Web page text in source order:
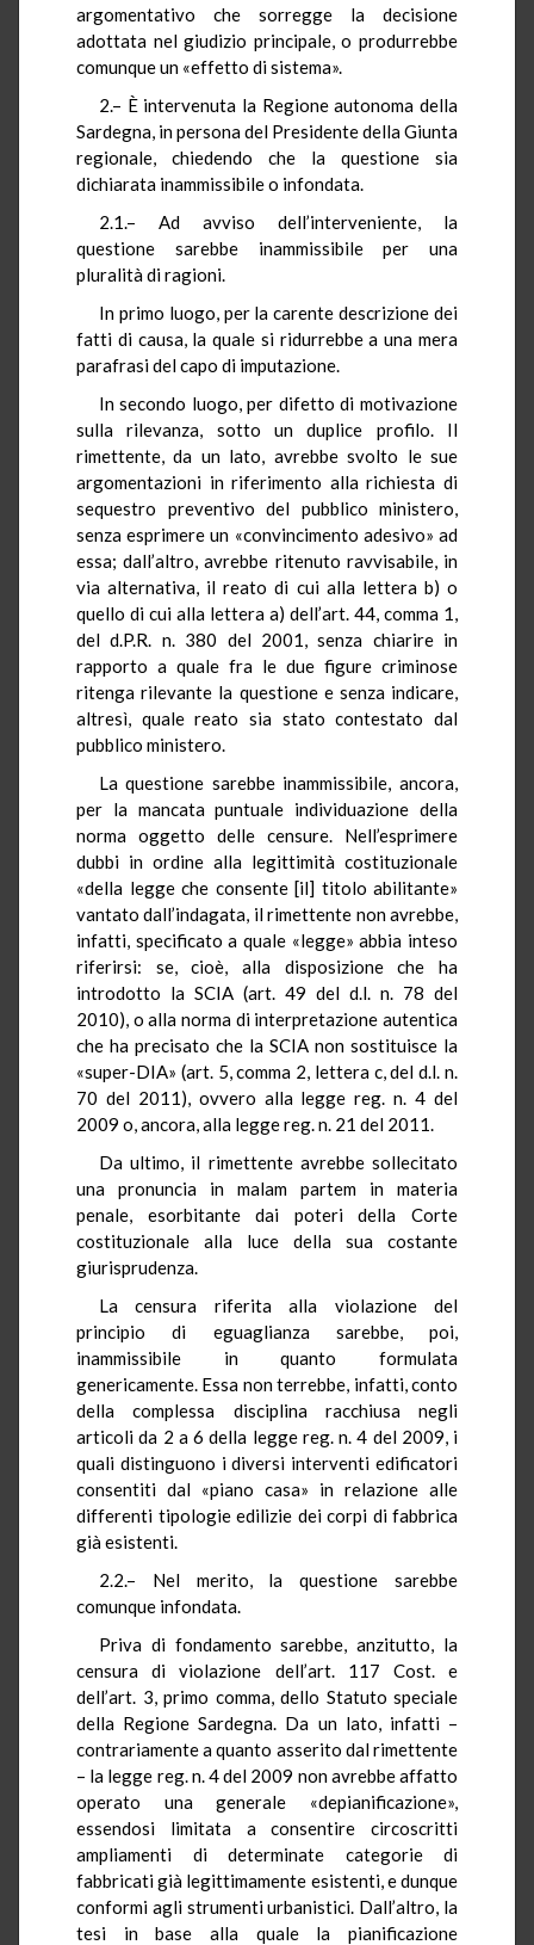
argomentativo che sorregge la decisione
adottata nel giudizio principale, o produrrebbe
comunque un «effetto di sistema».
2.– È intervenuta la Regione autonoma della
Sardegna, in persona del Presidente della Giunta
regionale, chiedendo che la questione sia
dichiarata inammissibile o infondata.
2.1.– Ad avviso dell’interveniente, la
questione sarebbe inammissibile per una
pluralità di ragioni.
In primo luogo, per la carente descrizione dei
fatti di causa, la quale si ridurrebbe a una mera
parafrasi del capo di imputazione.
In secondo luogo, per difetto di motivazione
sulla rilevanza, sotto un duplice profilo. Il
rimettente, da un lato, avrebbe svolto le sue
argomentazioni in riferimento alla richiesta di
sequestro preventivo del pubblico ministero,
senza esprimere un «convincimento adesivo» ad
essa; dall’altro, avrebbe ritenuto ravvisabile, in
via alternativa, il reato di cui alla lettera b) o
quello di cui alla lettera a) dell’art. 44, comma 1,
del d.P.R. n. 380 del 2001, senza chiarire in
rapporto a quale fra le due figure criminose
ritenga rilevante la questione e senza indicare,
altresì, quale reato sia stato contestato dal
pubblico ministero.
La questione sarebbe inammissibile, ancora,
per la mancata puntuale individuazione della
norma oggetto delle censure. Nell’esprimere
dubbi in ordine alla legittimità costituzionale
«della legge che consente [il] titolo abilitante»
vantato dall’indagata, il rimettente non avrebbe,
infatti, specificato a quale «legge» abbia inteso
riferirsi: se, cioè, alla disposizione che ha
introdotto la SCIA (art. 49 del d.l. n. 78 del
2010), o alla norma di interpretazione autentica
che ha precisato che la SCIA non sostituisce la
«super-DIA» (art. 5, comma 2, lettera c, del d.l. n.
70 del 2011), ovvero alla legge reg. n. 4 del
2009 o, ancora, alla legge reg. n. 21 del 2011.
Da ultimo, il rimettente avrebbe sollecitato
una pronuncia in malam partem in materia
penale, esorbitante dai poteri della Corte
costituzionale alla luce della sua costante
giurisprudenza.
La censura riferita alla violazione del
principio di eguaglianza sarebbe, poi,
inammissibile in quanto formulata
genericamente. Essa non terrebbe, infatti, conto
della complessa disciplina racchiusa negli
articoli da 2 a 6 della legge reg. n. 4 del 2009, i
quali distinguono i diversi interventi edificatori
consentiti dal «piano casa» in relazione alle
differenti tipologie edilizie dei corpi di fabbrica
già esistenti.
2.2.– Nel merito, la questione sarebbe
comunque infondata.
Priva di fondamento sarebbe, anzitutto, la
censura di violazione dell’art. 117 Cost. e
dell’art. 3, primo comma, dello Statuto speciale
della Regione Sardegna. Da un lato, infatti –
contrariamente a quanto asserito dal rimettente
– la legge reg. n. 4 del 2009 non avrebbe affatto
operato una generale «depianificazione»,
essendosi limitata a consentire circoscritti
ampliamenti di determinate categorie di
fabbricati già legittimamente esistenti, e dunque
conformi agli strumenti urbanistici. Dall’altro, la
tesi in base alla quale la pianificazione